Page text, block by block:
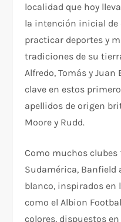
localidad que hoy
la intención inicial de
practicar deportes y
tradiciones de su
Alfredo, Tomás y
clave en estos
apellidos de origen
Moore y Rudd.
Como muchos
Sudamérica, Banfield
blanco, inspirados en
como el Albion
colores, dispuestos